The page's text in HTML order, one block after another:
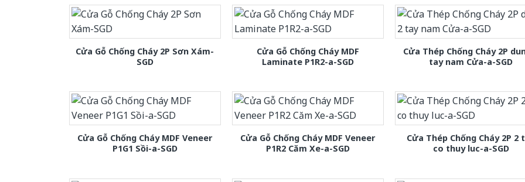
Cửa Gỗ Chống Cháy 2P Sơn Xám-
SGD
Cửa Gỗ Chống Cháy MDF
Laminate P1R2-a-SGD
Cửa Thép Chống Cháy 2P
tay nam Cửa-a-SGD
Cửa Gỗ Chống Cháy MDF Veneer
P1G1 Sồi-a-SGD
Cửa Gỗ Chống Cháy MDF Veneer
P1R2 Căm Xe-a-SGD
Cửa Thép Chống Cháy 2P 2
co thuy luc-a-SGD